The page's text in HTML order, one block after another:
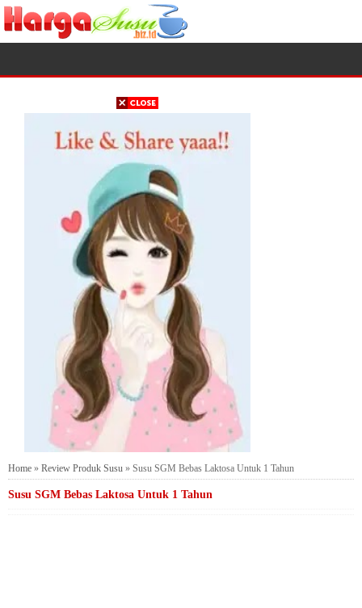
Home » Review Produk Susu » Susu SGM Bebas Laktosa Untuk 1 Tahun
Susu SGM Bebas Laktosa Untuk 1 Tahun